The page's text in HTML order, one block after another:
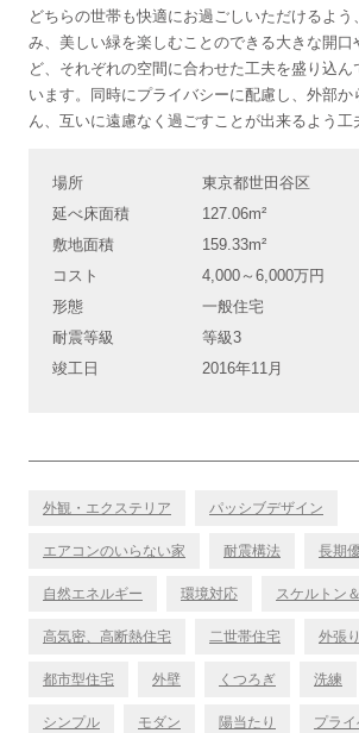
どちらの世帯も快適にお過ごしいただけるよう
み、美しい緑を楽しむことのできる大きな開口
ど、それぞれの空間に合わせた工夫を盛り込ん
います。同時にプライバシーに配慮し、外部か
ん、互いに遠慮なく過ごすことが出来るよう工
場所
東京都世田谷区
延べ床面積
127.06m²
敷地面積
159.33m²
コスト
4,000～6,000万円
形態
一般住宅
耐震等級
等級3
竣工日
2016年11月
外観・エクステリア パッシブデザイン
エアコンのいらない家 耐震構法 長期
自然エネルギー 環境対応 スケルトン
高気密、高断熱住宅 二世帯住宅 外張
都市型住宅 外壁 くつろぎ 洗練
シンプル モダン 陽当たり プライ